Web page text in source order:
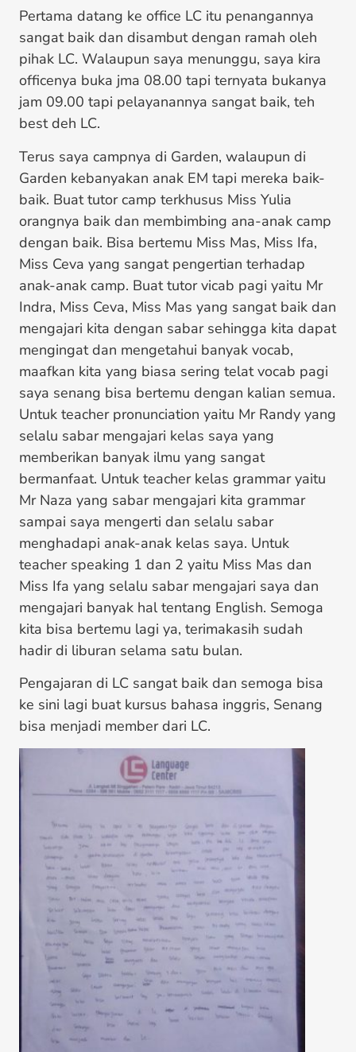
Pertama datang ke office LC itu penangannya
sangat baik dan disambut dengan ramah oleh
pihak LC. Walaupun saya menunggu, saya kira
officenya buka jma 08.00 tapi ternyata bukanya
jam 09.00 tapi pelayanannya sangat baik, teh
best deh LC.
Terus saya campnya di Garden, walaupun di
Garden kebanyakan anak EM tapi mereka baik-
baik. Buat tutor camp terkhusus Miss Yulia
orangnya baik dan membimbing ana-anak camp
dengan baik. Bisa bertemu Miss Mas, Miss Ifa,
Miss Ceva yang sangat pengertian terhadap
anak-anak camp. Buat tutor vicab pagi yaitu Mr
Indra, Miss Ceva, Miss Mas yang sangat baik dan
mengajari kita dengan sabar sehingga kita dapat
mengingat dan mengetahui banyak vocab,
maafkan kita yang biasa sering telat vocab pagi
saya senang bisa bertemu dengan kalian semua.
Untuk teacher pronunciation yaitu Mr Randy yang
selalu sabar mengajari kelas saya yang
memberikan banyak ilmu yang sangat
bermanfaat. Untuk teacher kelas grammar yaitu
Mr Naza yang sabar mengajari kita grammar
sampai saya mengerti dan selalu sabar
menghadapi anak-anak kelas saya. Untuk
teacher speaking 1 dan 2 yaitu Miss Mas dan
Miss Ifa yang selalu sabar mengajari saya dan
mengajari banyak hal tentang English. Semoga
kita bisa bertemu lagi ya, terimakasih sudah
hadir di liburan selama satu bulan.
Pengajaran di LC sangat baik dan semoga bisa
ke sini lagi buat kursus bahasa inggris, Senang
bisa menjadi member dari LC.